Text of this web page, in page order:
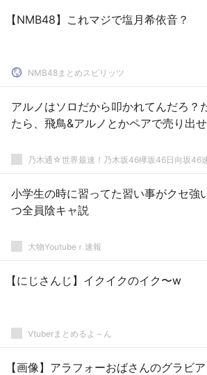
【NMB48】これマジで塩月希依音？
NMB48まとめスピリッツ
アルノはソロだから叩かれてんだろ？
たら、飛鳥&アルノとかペアで売り出
小学生の時に習ってた習い事がクセ強
つ全員陰キャ説
大物Youtubeｒ速報
【にじさんじ】イクイクのイク〜w
Vtuberまとめるよ～ん
【画像】アラフォーおばさんのグラビ